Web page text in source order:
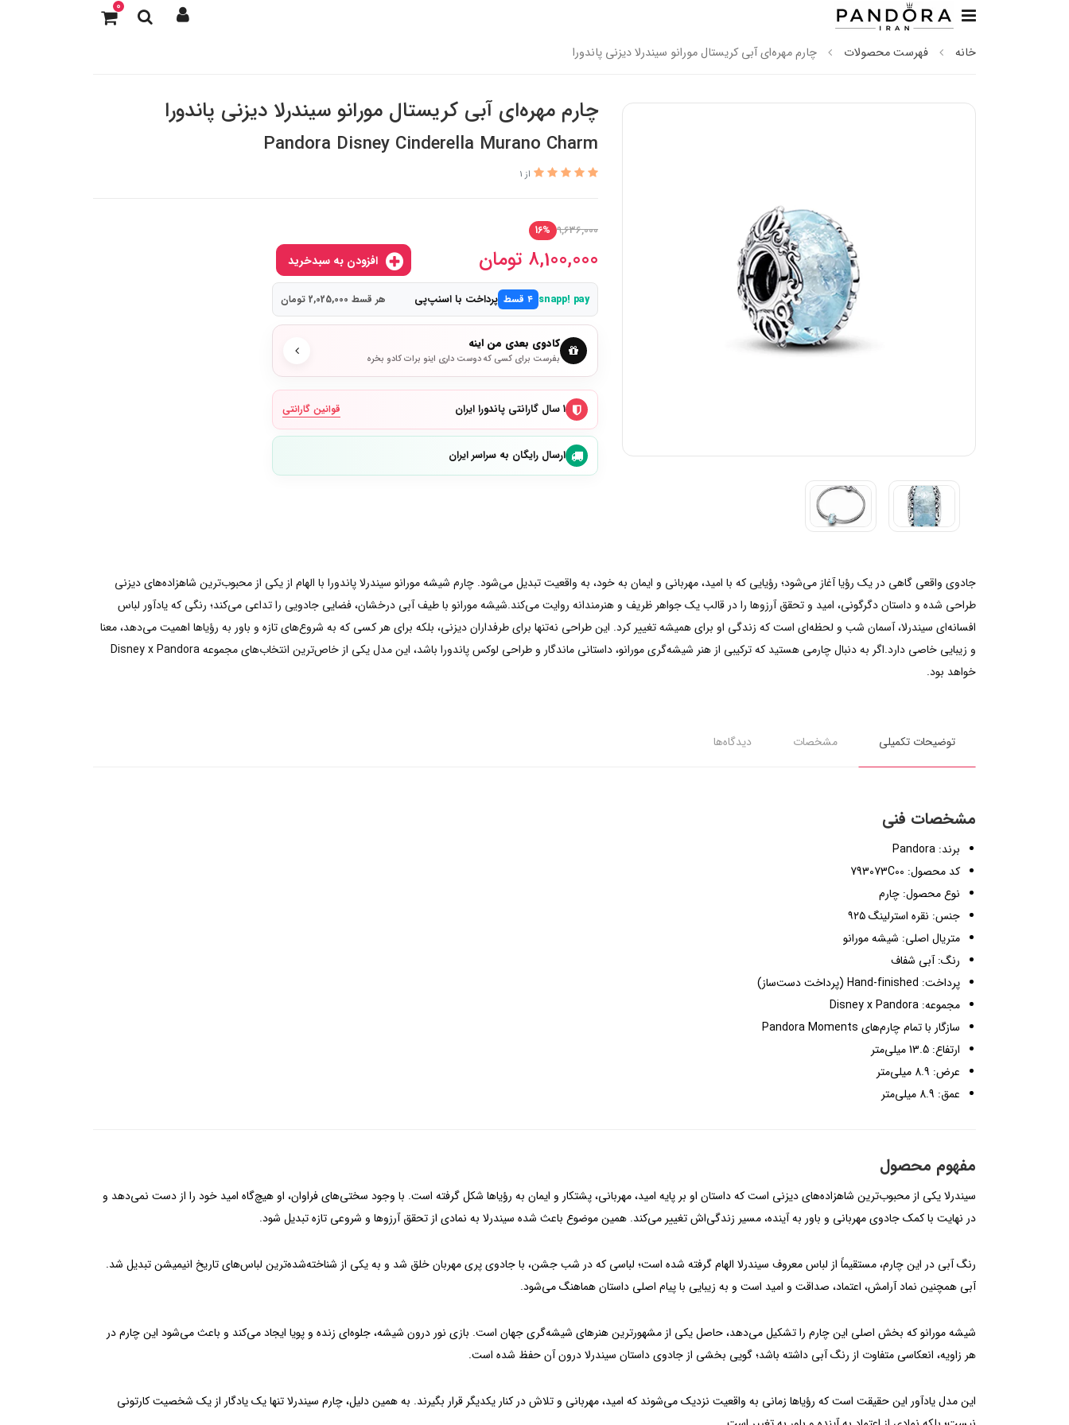
0
خانه فهرست محصولات چارم مهره‌ای آبی کریستال مورانو سیندرلا دیزنی پاندورا
چارم مهره‌ای آبی کریستال مورانو سیندرلا دیزنی پاندورا
Pandora Disney Cinderella Murano Charm
از 1
9,636,000
16%
8,100,000 تومان
snapp! pay ۴ قسط پرداخت با اسنپ‌پی هر قسط 2,025,000 تومان
کادوی بعدی من اینه
بفرست برای کسی که دوست داری اینو برات کادو بخره
۱ سال گارانتی پاندورا ایران قوانین گارانتی
ارسال رایگان به سراسر ایران
جادوی واقعی گاهی در یک رؤیا آغاز می‌شود؛ رؤیایی که با امید، مهربانی و ایمان به خود، به واقعیت تبدیل می‌شود. چارم شیشه مورانو سیندرلا پاندورا با الهام از یکی از محبوب‌ترین شاهزاده‌های دیزنی
طراحی شده و داستان دگرگونی، امید و تحقق آرزوها را در قالب یک جواهر ظریف و هنرمندانه روایت می‌کند.شیشه مورانو با طیف آبی درخشان، فضایی جادویی را تداعی می‌کند؛ رنگی که یادآور لباس
افسانه‌ای سیندرلا، آسمان شب و لحظه‌ای است که زندگی او برای همیشه تغییر کرد. این طراحی نه‌تنها برای طرفداران دیزنی، بلکه برای هر کسی که به شروع‌های تازه و باور به رؤیاها اهمیت می‌دهد، معنا
و زیبایی خاصی دارد.اگر به دنبال چارمی هستید که ترکیبی از هنر شیشه‌گری مورانو، داستانی ماندگار و طراحی لوکس پاندورا باشد، این مدل یکی از خاص‌ترین انتخاب‌های مجموعه Disney x Pandora
خواهد بود.
توضیحات تکمیلی مشخصات دیدگاه‌ها
مشخصات فنی
برند: Pandora
کد محصول: 793073C00
نوع محصول: چارم
جنس: نقره استرلینگ ۹۲۵
متریال اصلی: شیشه مورانو
رنگ: آبی شفاف
پرداخت: Hand-finished (پرداخت دست‌ساز)
مجموعه: Disney x Pandora
سازگار با تمام چارم‌های Pandora Moments
ارتفاع: 13.5 میلی‌متر
عرض: 8.9 میلی‌متر
عمق: 8.9 میلی‌متر
مفهوم محصول
سیندرلا یکی از محبوب‌ترین شاهزاده‌های دیزنی است که داستان او بر پایه امید، مهربانی، پشتکار و ایمان به رؤیاها شکل گرفته است. با وجود سختی‌های فراوان، او هیچ‌گاه امید خود را از دست نمی‌دهد و
در نهایت با کمک جادوی مهربانی و باور به آینده، مسیر زندگی‌اش تغییر می‌کند. همین موضوع باعث شده سیندرلا به نمادی از تحقق آرزوها و شروعی تازه تبدیل شود.
رنگ آبی در این چارم، مستقیماً از لباس معروف سیندرلا الهام گرفته شده است؛ لباسی که در شب جشن، با جادوی پری مهربان خلق شد و به یکی از شناخته‌شده‌ترین لباس‌های تاریخ انیمیشن تبدیل شد.
آبی همچنین نماد آرامش، اعتماد، صداقت و امید است و به زیبایی با پیام اصلی داستان هماهنگ می‌شود.
شیشه مورانو که بخش اصلی این چارم را تشکیل می‌دهد، حاصل یکی از مشهورترین هنرهای شیشه‌گری جهان است. بازی نور درون شیشه، جلوه‌ای زنده و پویا ایجاد می‌کند و باعث می‌شود این چارم در
هر زاویه، انعکاسی متفاوت از رنگ آبی داشته باشد؛ گویی بخشی از جادوی داستان سیندرلا درون آن حفظ شده است.
این مدل یادآور این حقیقت است که رؤیاها زمانی به واقعیت نزدیک می‌شوند که امید، مهربانی و تلاش در کنار یکدیگر قرار بگیرند. به همین دلیل، چارم سیندرلا تنها یک یادگار از یک شخصیت کارتونی